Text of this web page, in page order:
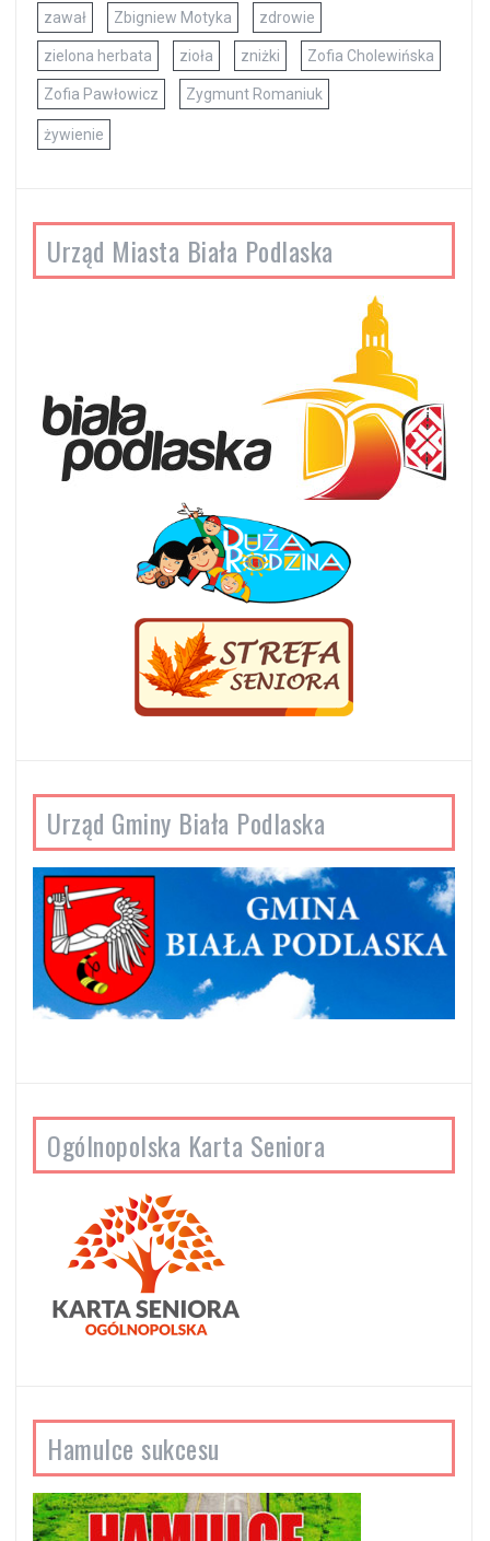
zawał Zbigniew Motyka zdrowie
zielona herbata zioła zniżki Zofia Cholewińska
Zofia Pawłowicz Zygmunt Romaniuk
żywienie
Urząd Miasta Biała Podlaska
Urząd Gminy Biała Podlaska
Ogólnopolska Karta Seniora
Hamulce sukcesu